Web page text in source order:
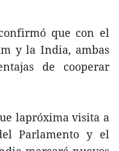
que con el
y la India, ambas
de cooperar
lapróxima visita a
Parlamento y el